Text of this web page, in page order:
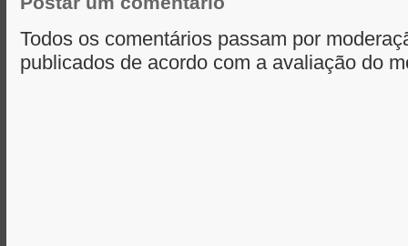
Todos os comentários passam por
publicados de acordo com a avaliação do